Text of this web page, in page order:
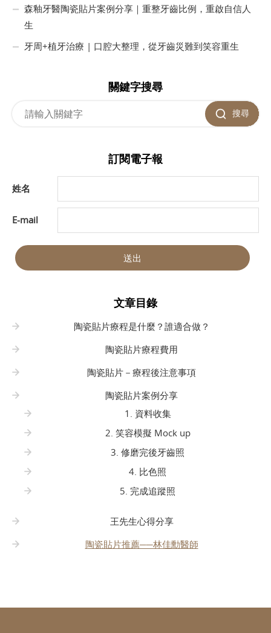
森釉牙醫陶瓷貼片案例分享｜重整牙齒比例，重啟自信人
生
牙周+植牙治療 | 口腔大整理，從牙齒災難到笑容重生
關鍵字搜尋
搜尋
訂閱電子報
姓名
E-mail
送出
文章目錄
陶瓷貼片療程是什麼？誰適合做？
陶瓷貼片療程費用
陶瓷貼片－療程後注意事項
陶瓷貼片案例分享
1. 資料收集
2. 笑容模擬 Mock up
3. 修磨完後牙齒照
4. 比色照
5. 完成追蹤照
王先生心得分享
陶瓷貼片推薦──林佳勳醫師